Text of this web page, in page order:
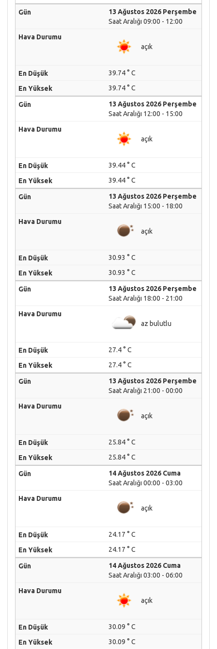
13 Ağustos 2026 Perşembe
Saat Aralığı 09:00 - 12:00
açık
39.74 ° C
39.74 ° C
13 Ağustos 2026 Perşembe
Saat Aralığı 12:00 - 15:00
açık
39.44 ° C
39.44 ° C
13 Ağustos 2026 Perşembe
Saat Aralığı 15:00 - 18:00
açık
30.93 ° C
30.93 ° C
13 Ağustos 2026 Perşembe
Saat Aralığı 18:00 - 21:00
az bulutlu
27.4 ° C
27.4 ° C
13 Ağustos 2026 Perşembe
Saat Aralığı 21:00 - 00:00
açık
25.84 ° C
25.84 ° C
14 Ağustos 2026 Cuma
Saat Aralığı 00:00 - 03:00
açık
24.17 ° C
24.17 ° C
14 Ağustos 2026 Cuma
Saat Aralığı 03:00 - 06:00
açık
30.09 ° C
30.09 ° C